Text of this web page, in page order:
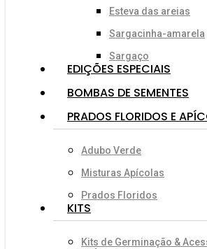
Esteva das areias
Sargacinha-amarela
Sargaço
EDIÇÕES ESPECIAIS
BOMBAS DE SEMENTES
PRADOS FLORIDOS E
Adubo Verde
Misturas Apícolas
Prados Floridos
KITS
Kits de Germinação &